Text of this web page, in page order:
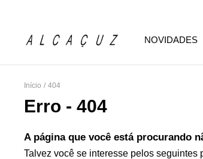
NOVIDADES
Início / 404
Erro - 404
A página que você está procurando
Talvez você se interesse pelos seguintes